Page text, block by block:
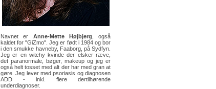
Navnet er Anne-Mette Højbjerg , også
kaldet for "GiZmo". Jeg er født i 1984 og bor
i den smukke havneby, Faaborg, på Sydfyn.
Jeg er en witchy kvinde der elsker ræve,
det paranormale, bøger, makeup og jeg er
også helt tosset med alt der har med gran at
gøre. Jeg lever med psoriasis og diagnosen
ADD - inkl. flere dertilhørende
underdiagnoser.